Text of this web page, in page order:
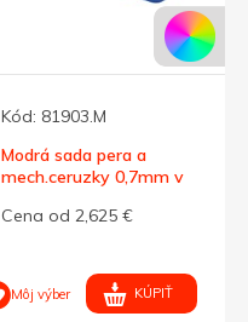
Kód: 81903.M
Modrá sada pera a
mech.ceruzky 0,7mm v
Cena od 2,625 €
Môj výber KÚPIŤ